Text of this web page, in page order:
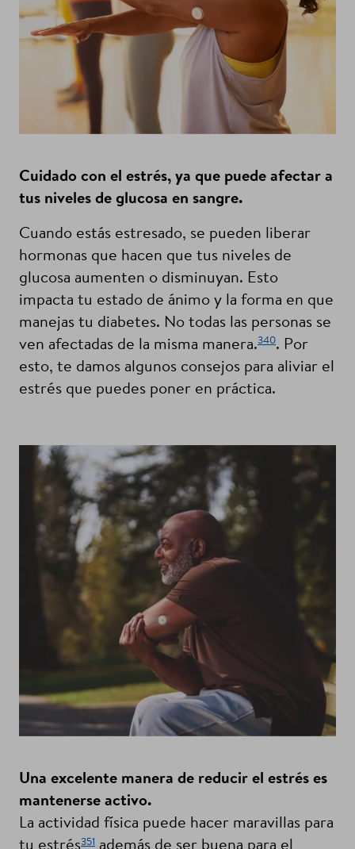
Cuidado con el estrés, ya que puede afectar a
tus niveles de glucosa en sangre.
Cuando estás estresado, se pueden liberar
hormonas que hacen que tus niveles de
glucosa aumenten o disminuyan. Esto
impacta tu estado de ánimo y la forma en que
manejas tu diabetes. No todas las personas se
ven afectadas de la misma manera.340. Por
esto, te damos algunos consejos para aliviar el
estrés que puedes poner en práctica.
Una excelente manera de reducir el estrés es
mantenerse activo.
La actividad física puede hacer maravillas para
351